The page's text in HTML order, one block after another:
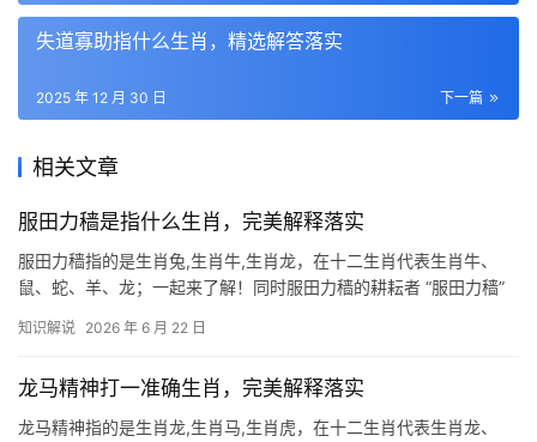
失道寡助指什么生肖，精选解答落实
下一篇
2025 年 12 月 30 日
相关文章
服田力穑是指什么生肖，完美解释落实
服田力穑指的是生肖兔,生肖牛,生肖龙，在十二生肖代表生肖牛、
鼠、蛇、羊、龙；一起来了解！同时服田力穑的耕耘者 “服田力穑”
二生肖中，生肖牛便是这一精神的化身，牛自古是农耕文明的象
知识解说 2026 年 6 月 22 日
龙马精神打一准确生肖，完美解释落实
龙马精神指的是生肖龙,生肖马,生肖虎，在十二生肖代表生肖龙、